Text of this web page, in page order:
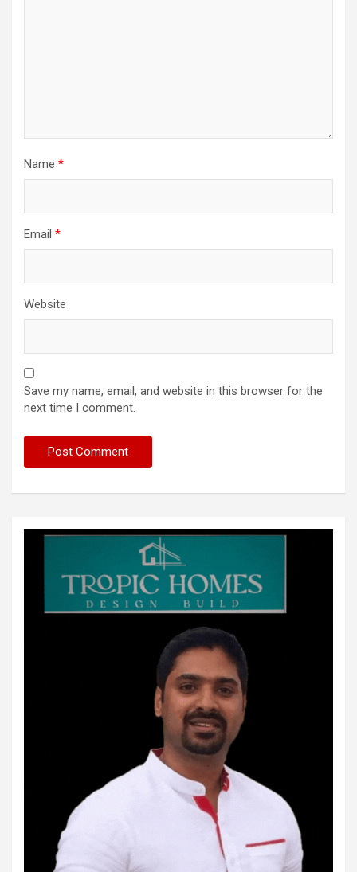
Name *
Email *
Website
Save my name, email, and website in this browser for the
next time I comment.